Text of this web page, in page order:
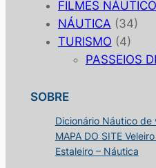
FILMES
NÁUTICA (34)
TURISMO (4)
PASSEIOS
SOBRE
Dicionário Náutico de
MAPA DO SITE
Estaleiro – Náutica